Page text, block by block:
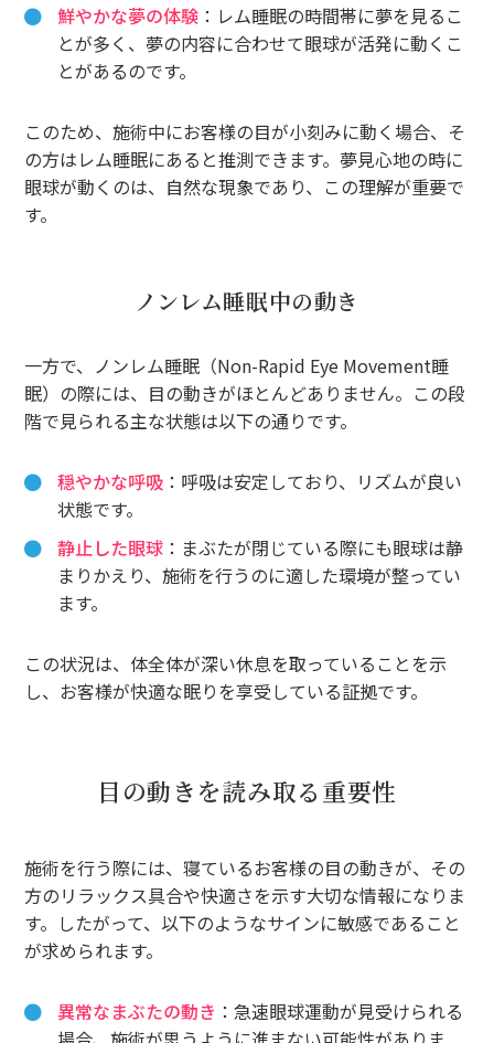
鮮やかな夢の体験 ：レム睡眠の時間帯に夢を見るこ
とが多く、夢の内容に合わせて眼球が活発に動くこ
とがあるのです。
このため、施術中にお客様の目が小刻みに動く場合、そ
の方はレム睡眠にあると推測できます。夢見心地の時に
眼球が動くのは、自然な現象であり、この理解が重要で
す。
ノンレム睡眠中の動き
一方で、ノンレム睡眠（Non-Rapid Eye Movement睡
眠）の際には、目の動きがほとんどありません。この段
階で見られる主な状態は以下の通りです。
穏やかな呼吸 ：呼吸は安定しており、リズムが良い
状態です。
静止した眼球 ：まぶたが閉じている際にも眼球は静
まりかえり、施術を行うのに適した環境が整ってい
ます。
この状況は、体全体が深い休息を取っていることを示
し、お客様が快適な眠りを享受している証拠です。
目の動きを読み取る重要性
施術を行う際には、寝ているお客様の目の動きが、その
方のリラックス具合や快適さを示す大切な情報になりま
す。したがって、以下のようなサインに敏感であること
が求められます。
異常なまぶたの動き ：急速眼球運動が見受けられる